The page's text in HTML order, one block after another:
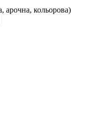
арочна, кольорова)